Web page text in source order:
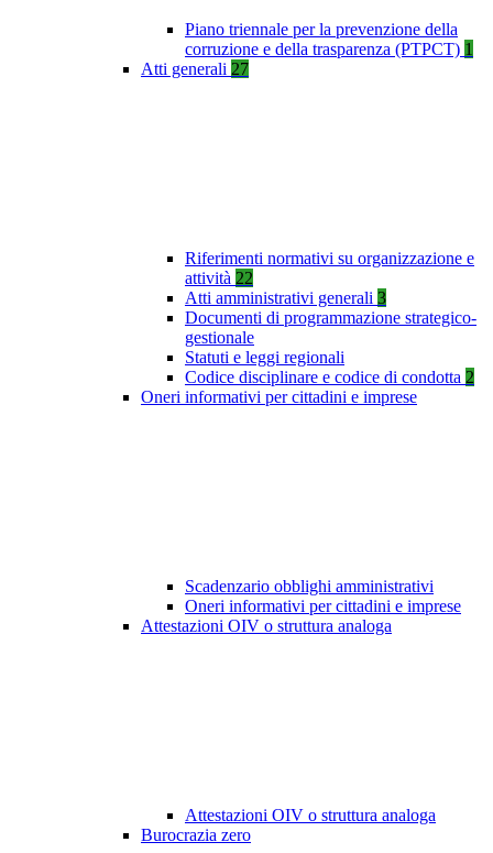
Piano triennale per la prevenzione della
corruzione e della trasparenza (PTPCT) 1
Atti generali 27
Riferimenti normativi su organizzazione e
attività 22
Atti amministrativi generali 3
Documenti di programmazione strategico-
gestionale
Statuti e leggi regionali
Codice disciplinare e codice di condotta 2
Oneri informativi per cittadini e imprese
Scadenzario obblighi amministrativi
Oneri informativi per cittadini e imprese
Attestazioni OIV o struttura analoga
Attestazioni OIV o struttura analoga
Burocrazia zero